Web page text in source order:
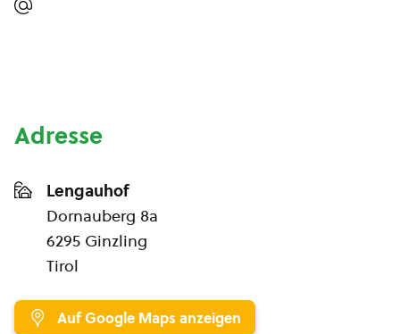
Adresse
Lengauhof
Dornauberg 8a
6295 Ginzling
Tirol
Auf Google Maps anzeigen